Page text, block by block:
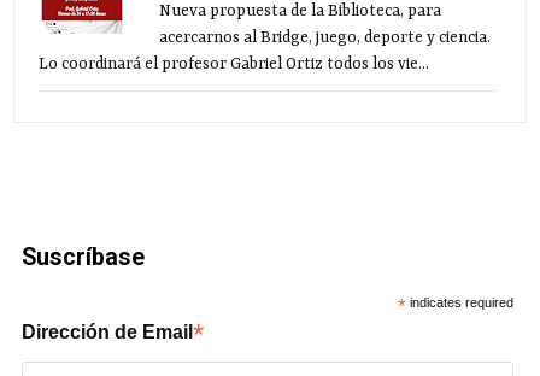
Nueva propuesta de la Biblioteca, para
acercarnos al Bridge, juego, deporte y ciencia.
Lo coordinará el profesor Gabriel Ortiz todos los vie...
Suscríbase
* indicates required
Dirección de Email*